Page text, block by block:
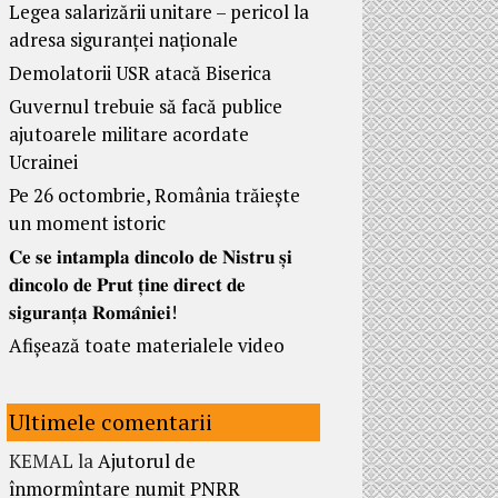
Legea salarizării unitare – pericol la
adresa siguranței naționale
Demolatorii USR atacă Biserica
Guvernul trebuie să facă publice
ajutoarele militare acordate
Ucrainei
Pe 26 octombrie, România trăiește
un moment istoric
𝐂𝐞 𝐬𝐞 𝐢𝐧𝐭𝐚𝐦𝐩𝐥𝐚 𝐝𝐢𝐧𝐜𝐨𝐥𝐨 𝐝𝐞 𝐍𝐢𝐬𝐭𝐫𝐮 𝐬̦𝐢
𝐝𝐢𝐧𝐜𝐨𝐥𝐨 𝐝𝐞 𝐏𝐫𝐮𝐭 𝐭̦𝐢𝐧𝐞 𝐝𝐢𝐫𝐞𝐜𝐭 𝐝𝐞
𝐬𝐢𝐠𝐮𝐫𝐚𝐧𝐭̦𝐚 𝐑𝐨𝐦𝐚̂𝐧𝐢𝐞𝐢!
Afișează toate materialele video
Ultimele comentarii
KEMAL laAjutorul de
înmormîntare numit PNRR